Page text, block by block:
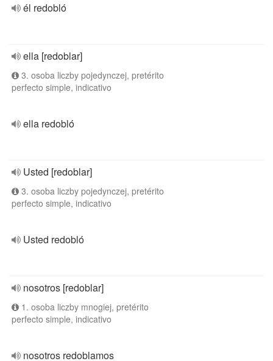
él redobló
ella [redoblar]
3. osoba liczby pojedynczej, pretérito
perfecto simple, indicativo
ella redobló
Usted [redoblar]
3. osoba liczby pojedynczej, pretérito
perfecto simple, indicativo
Usted redobló
nosotros [redoblar]
1. osoba liczby mnogiej, pretérito
perfecto simple, indicativo
nosotros redoblamos